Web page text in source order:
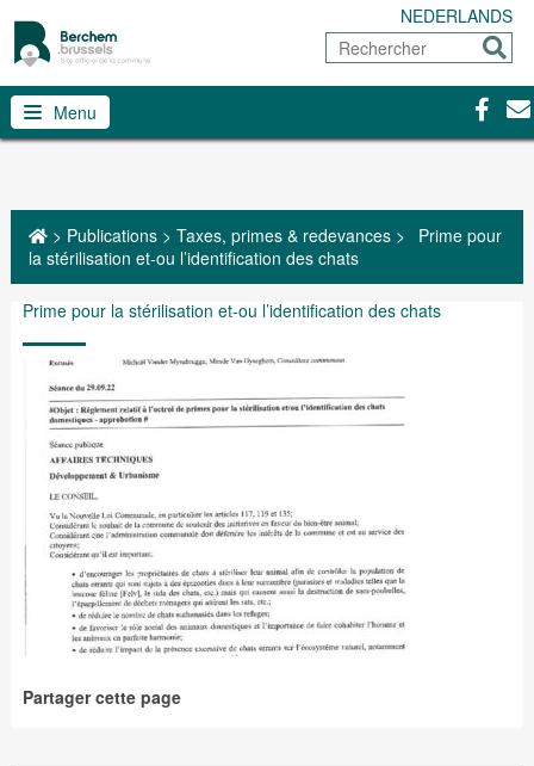
NEDERLANDS
Rechercher
Menu
> Publications> Taxes, primes & redevances>
Prime pour
la stérilisation et-ou l’identification des chats
Prime pour la stérilisation et-ou l’identification des chats
Partager cette page